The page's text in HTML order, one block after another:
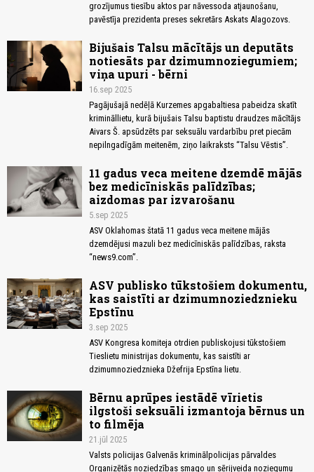
grozījumus tiesību aktos par nāvessoda atjaunošanu,
pavēstīja prezidenta preses sekretārs Askats Alagozovs.
Bijušais Talsu mācītājs un deputāts
notiesāts par dzimumnoziegumiem;
viņa upuri - bērni
16.sep 2025
Pagājušajā nedēļā Kurzemes apgabaltiesa pabeidza skatīt
krimināllietu, kurā bijušais Talsu baptistu draudzes mācītājs
Aivars Š. apsūdzēts par seksuālu vardarbību pret piecām
nepilngadīgām meitenēm, ziņo laikraksts “Talsu Vēstis”.
11 gadus veca meitene dzemdē mājās
bez medicīniskās palīdzības;
aizdomas par izvarošanu
5.sep 2025
ASV Oklahomas štatā 11 gadus veca meitene mājās
dzemdējusi mazuli bez medicīniskās palīdzības, raksta
“news9.com”.
ASV publisko tūkstošiem dokumentu,
kas saistīti ar dzimumnoziedznieku
Epstīnu
3.sep 2025
ASV Kongresa komiteja otrdien publiskojusi tūkstošiem
Tieslietu ministrijas dokumentu, kas saistīti ar
dzimumnoziedznieka Džefrija Epstīna lietu.
Bērnu aprūpes iestādē vīrietis
ilgstoši seksuāli izmantoja bērnus un
to filmēja
21.jūl 2025
Valsts policijas Galvenās kriminālpolicijas pārvaldes
Organizētās noziedzības smago un sērijveida noziegumu